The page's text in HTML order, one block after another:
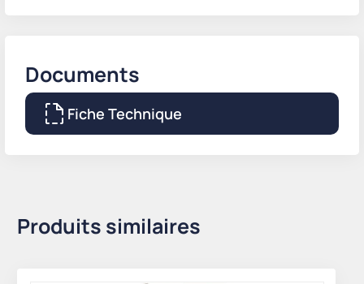
Documents
Fiche Technique
Produits similaires